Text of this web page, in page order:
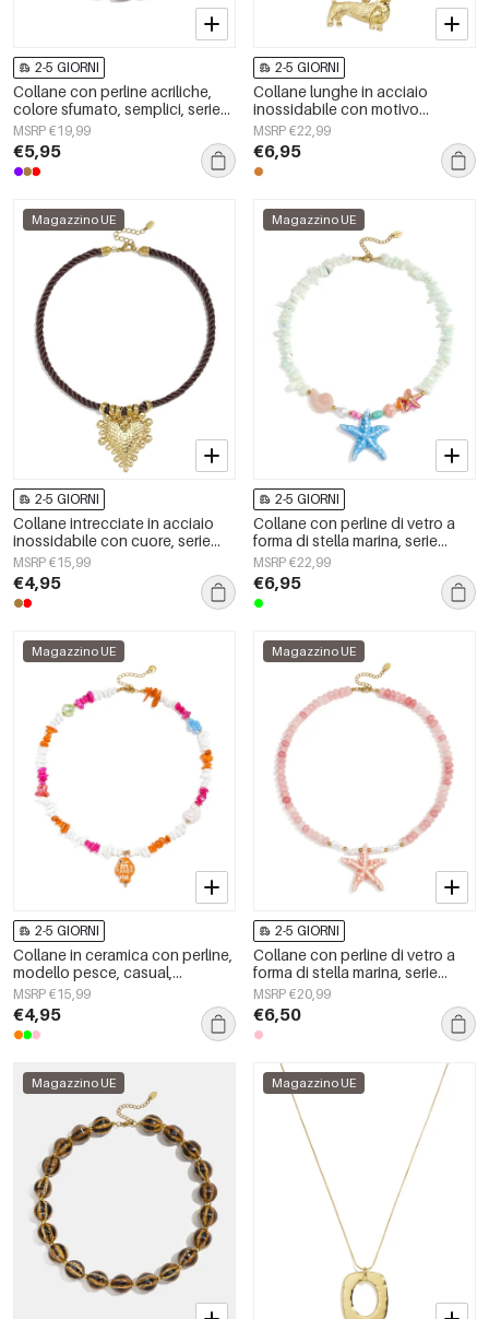
2-5 GIORNI
Collane con perline acriliche,
colore sfumato, semplici, serie
Simple Daily, gioielli da donna
MSRP €19,99
€5,95
2-5 GIORNI
Collane lunghe in acciaio
inossidabile con motivo
animale, serie semplice per tutti i
giorni, gioielli da donna
MSRP €22,99
€6,95
Magazzino UE
2-5 GIORNI
Collane intrecciate in acciaio
inossidabile con cuore, serie
Simple Daily Simple, gioielli da
donna
MSRP €15,99
€4,95
Magazzino UE
2-5 GIORNI
Collane con perline di vetro a
forma di stella marina, serie
&quot;Vacanze/Spiaggia
Romantica&quot;, gioielli da
donna.
MSRP €22,99
€6,95
Magazzino UE
2-5 GIORNI
Collane in ceramica con perline,
modello pesce, casual,
quotidiane, romantiche, gioielli
da donna
MSRP €15,99
€4,95
Magazzino UE
2-5 GIORNI
Collane con perline di vetro a
forma di stella marina, serie
&quot;Vacanze/Spiaggia
Romantica&quot;, gioielli da
donna.
MSRP €20,99
€6,50
Magazzino UE Magazzino UE